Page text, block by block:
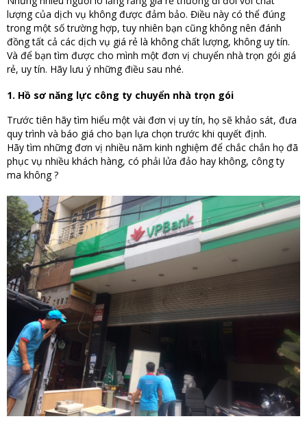
lượng của dịch vụ không được đảm bảo. Điều này có thể đúng
trong một số trường hợp, tuy nhiên bạn cũng không nên đánh
đồng tất cả các dịch vụ giá rẻ là không chất lượng, không uy tín.
Và để bạn tìm được cho mình một đơn vị chuyển nhà trọn gói giá
rẻ, uy tín. Hãy lưu ý những điều sau nhé.
1. Hồ sơ năng lực công ty chuyển nhà trọn gói
Trước tiên hãy tìm hiểu một vài đơn vị uy tín, họ sẽ khảo sát, đưa
quy trình và báo giá cho bạn lựa chọn trước khi quyết định.
Hãy tìm những đơn vị nhiều năm kinh nghiệm để chắc chắn họ đã
phục vụ nhiều khách hàng, có phải lửa đảo hay không, công ty
ma không ?